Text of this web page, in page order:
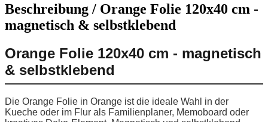
Beschreibung / Orange Folie 120x40 cm -
magnetisch & selbstklebend
Orange Folie 120x40 cm - magnetisch
& selbstklebend
Die Orange Folie in Orange ist die ideale Wahl in der
Kueche oder im Flur als Familienplaner, Memoboard oder